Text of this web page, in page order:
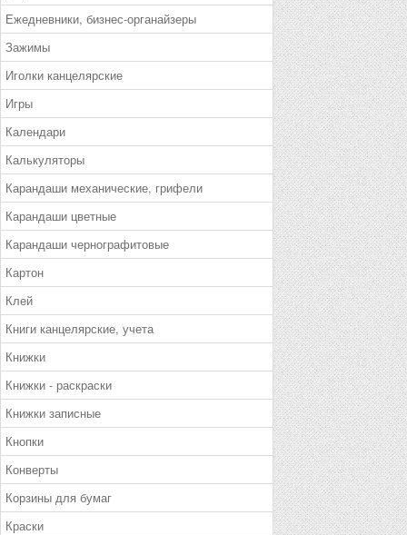
Ежедневники, бизнес-органайзеры
Зажимы
Иголки канцелярские
Игры
Календари
Калькуляторы
Карандаши механические, грифели
Карандаши цветные
Карандаши чернографитовые
Картон
Клей
Книги канцелярские, учета
Книжки
Книжки - раскраски
Книжки записные
Кнопки
Конверты
Корзины для бумаг
Краски